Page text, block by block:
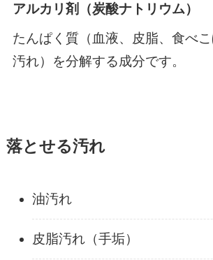
アルカリ剤（炭酸ナトリウム）
たんぱく質（血液、皮脂、食べ
汚れ）を分解する成分です。
落とせる汚れ
油汚れ
皮脂汚れ（手垢）